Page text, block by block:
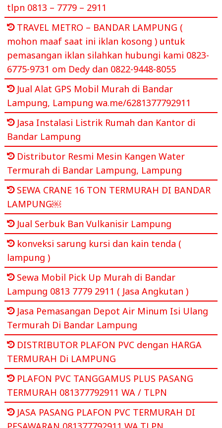
tlpn 0813 – 7779 – 2911
TRAVEL METRO – BANDAR LAMPUNG (
mohon maaf saat ini iklan kosong ) untuk
pemasangan iklan silahkan hubungi kami 0823-
6775-9731 om Dedy dan 0822-9448-8055
Jual Alat GPS Mobil Murah di Bandar
Lampung, Lampung wa.me/6281377792911
Jasa Instalasi Listrik Rumah dan Kantor di
Bandar Lampung
Distributor Resmi Mesin Kangen Water
Termurah di Bandar Lampung, Lampung
SEWA CRANE 16 TON TERMURAH DI BANDAR
LAMPUNG￼
Jual Serbuk Ban Vulkanisir Lampung
konveksi sarung kursi dan kain tenda (
lampung )
Sewa Mobil Pick Up Murah di Bandar
Lampung 0813 7779 2911 ( Jasa Angkutan )
Jasa Pemasangan Depot Air Minum Isi Ulang
Termurah Di Bandar Lampung
DISTRIBUTOR PLAFON PVC dengan HARGA
TERMURAH Di LAMPUNG
PLAFON PVC TANGGAMUS PLUS PASANG
TERMURAH 081377792911 WA / TLPN
JASA PASANG PLAFON PVC TERMURAH DI